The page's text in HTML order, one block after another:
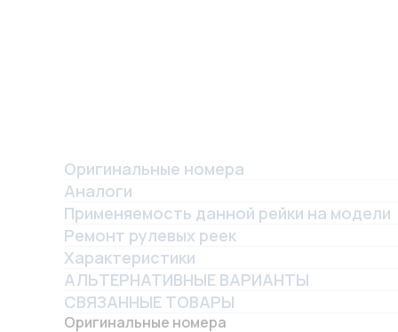
Оригинальные номера
Аналоги
Применяемость данной рейки на модели
Ремонт рулевых реек
Характеристики
АЛЬТЕРНАТИВНЫЕ ВАРИАНТЫ
СВЯЗАННЫЕ ТОВАРЫ
Оригинальные номера